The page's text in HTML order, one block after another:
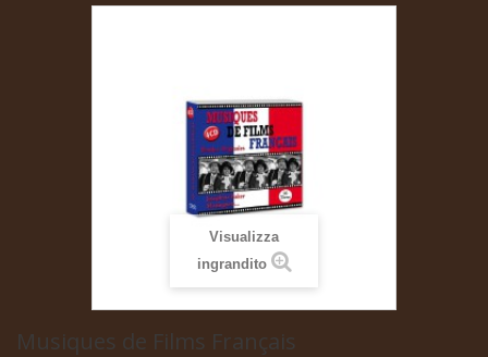
Visualizza
ingrandito
Musiques de Films Français